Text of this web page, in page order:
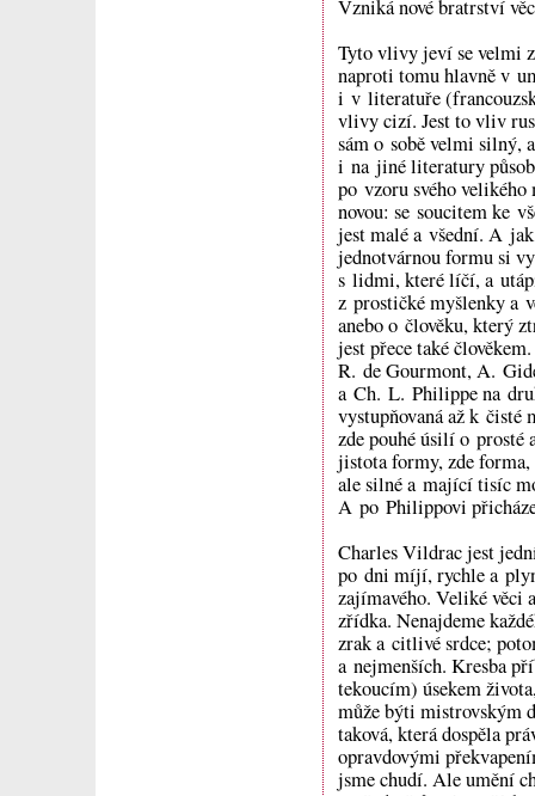
Vzniká nové bratrství
Tyto vlivy jeví se velmi
naproti tomu hlavně v
i v literatuře
vlivy cizí. Jest to vliv
sám o sobě velmi silný,
i na jiné literatury
po vzoru svého
novou: se soucitem ke
jest malé a všední. A
jednotvárnou formu si
s lidmi, které líčí, a
z prostičké myšlenky a
anebo o člověku, který
jest přece také
R. de Gourmont, A.
a Ch. L. Philippe na
vystupňovaná až k
zde pouhé úsilí o prosté
jistota formy, zde forma,
ale silné a mající tisíc
A po Philippovi
Charles Vildrac jest
po dni míjí, rychle a
zajímavého. Veliké věci
zřídka. Nenajdeme
zrak a citlivé srdce;
a nejmenších. Kresba
tekoucím) úsekem
může býti mistrovským
taková, která dospěla
opravdovými
jsme chudí. Ale umění